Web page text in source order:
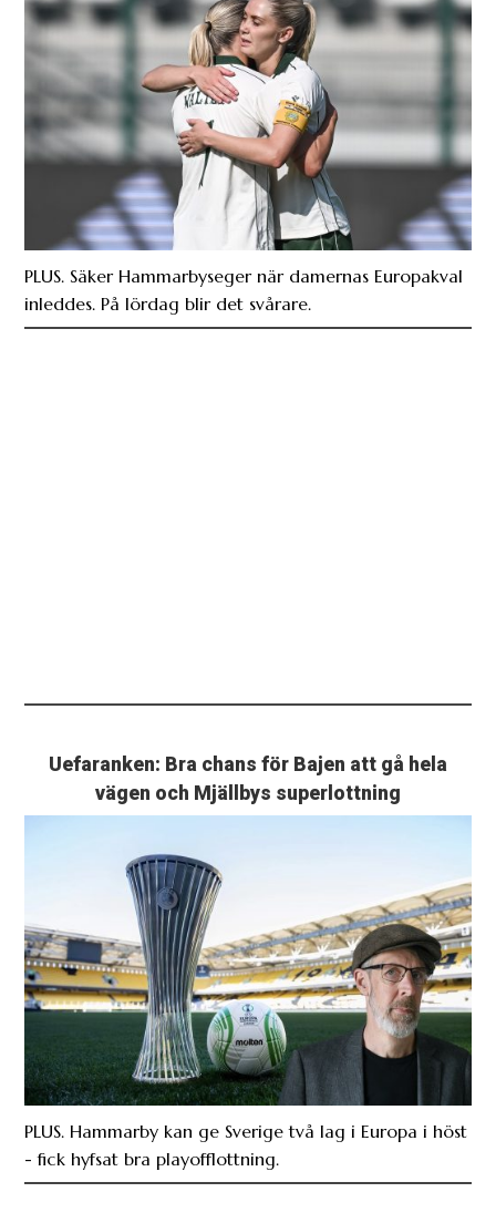
PLUS. Säker Hammarbyseger när damernas Europakval
inleddes. På lördag blir det svårare.
Uefaranken: Bra chans för Bajen att gå hela
vägen och Mjällbys superlottning
PLUS. Hammarby kan ge Sverige två lag i Europa i höst
- fick hyfsat bra playofflottning.